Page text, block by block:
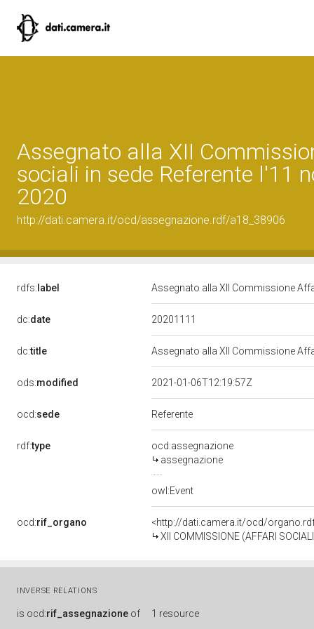
Assegnato alla XII
sociali in sede Referente l'11
2020
http://dati.camera.it/ocd/assegnazione.rdf/a18_38906
rdfs: label Assegnato alla XII Commissione
dc:date 20201111
dc:title Assegnato alla XII Commissione
ods:modified 2021-01-06T12:19:57Z
ocd:sede Referente
rdf:type
ocd:assegnazione
assegnazione
owl:Event
ocd:rif_organo
<http://dati.camera.it/ocd/
XII COMMISSIONE (AFFARI
INVERSE RELATIONS
is ocd:rif_assegnazione of 1 resource